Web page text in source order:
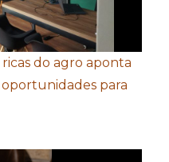
do agro aponta
oportunidades para